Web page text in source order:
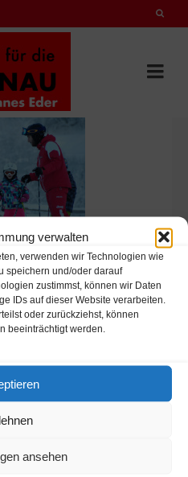
verwalten
verwenden wir Technologien wie
speichern und/oder darauf
zustimmst, können wir Daten
IDs auf dieser Website verarbeiten.
oder zurückziehst, können
beeinträchtigt werden.
ansehen